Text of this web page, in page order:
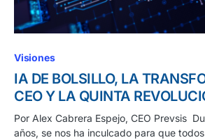
Visiones
IA DE BOLSILLO, LA
CEO Y LA QUINTA
Por Alex Cabrera Espejo, CEO Prevsis
años, se nos ha inculcado para que